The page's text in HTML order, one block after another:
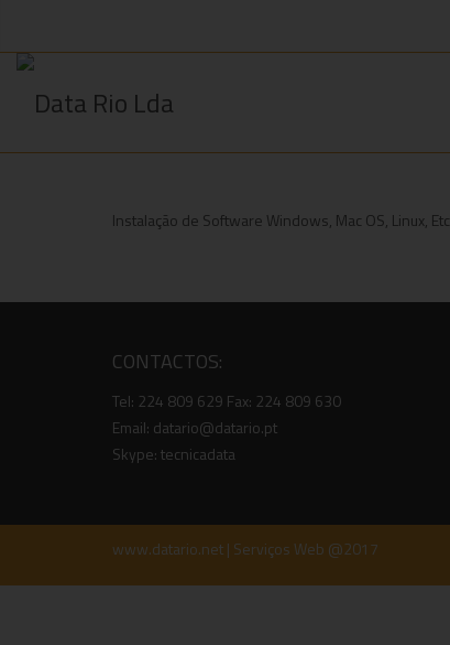
Instalação de Software Windows, Mac OS, Linux, Etc
CONTACTOS:
Tel: 224 809 629 Fax: 224 809 630
Email: datario@datario.pt
Skype: tecnicadata
www.datario.net | Serviços Web @2017